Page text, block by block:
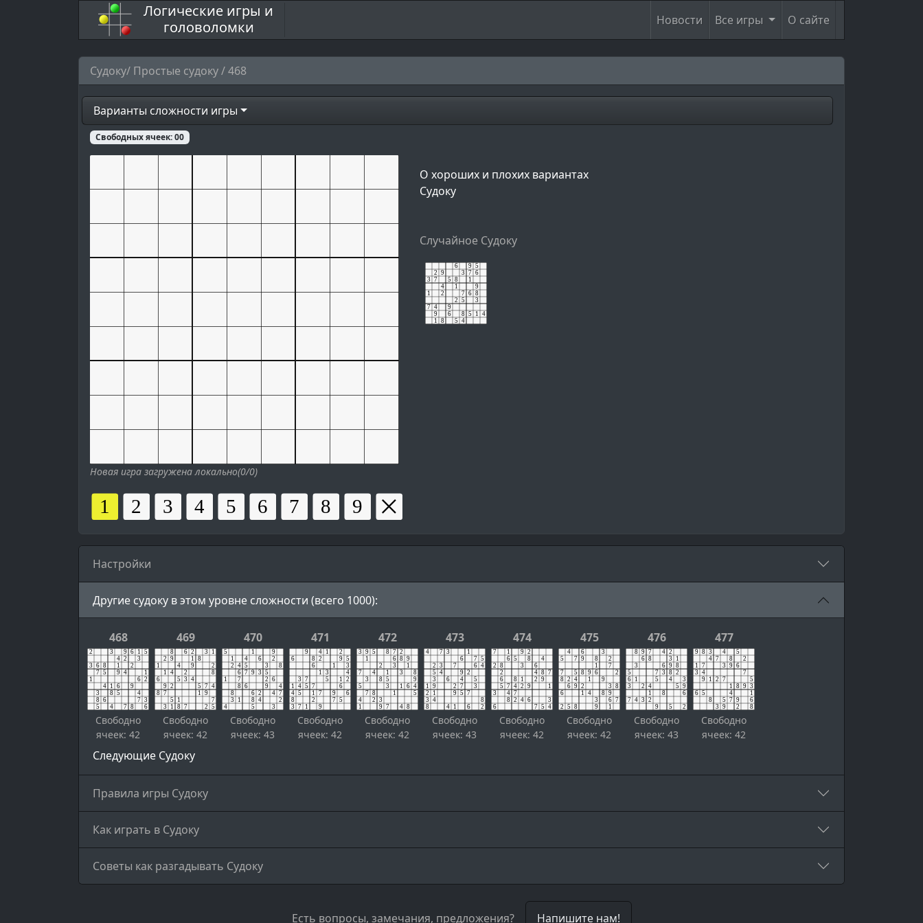
Логические игры и
головоломки
Новости Все игры О сайте
Судоку/ Простые судоку / 468
Варианты сложности игры
Свободных ячеек:00
Новая игра загружена локально(0/0)
О хороших и плохих вариантах
Судоку
Случайное Судоку
Настройки
Другие судоку в этом уровне сложности (всего 1000):
468
Свободно
ячеек: 42
469
Свободно
ячеек: 42
470
Свободно
ячеек: 43
471
Свободно
ячеек: 42
472
Свободно
ячеек: 42
473
Свободно
ячеек: 43
474
Свободно
ячеек: 42
475
Свободно
ячеек: 42
476
Свободно
ячеек: 43
477
Свободно
ячеек: 42
Следующие Судоку
Правила игры Судоку
Как играть в Судоку
Советы как разгадывать Судоку
Есть вопросы, замечания, предложения? Напишите нам!